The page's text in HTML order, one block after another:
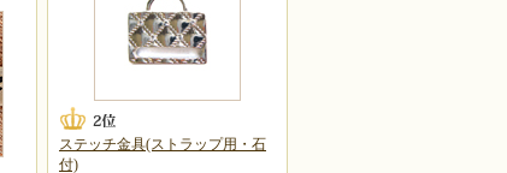
ステッチ金具(ストラップ用・石
付)